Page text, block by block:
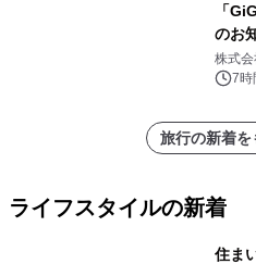
「
のお
株式
7時
旅行の新着を
ライフスタイルの新着
住ま